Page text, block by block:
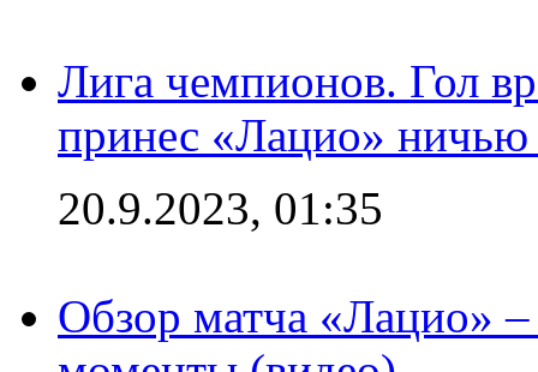
Лига чемпионов. Гол
принес «Лацио» ничью
20.9.2023, 01:35
Обзор матча «Лацио»